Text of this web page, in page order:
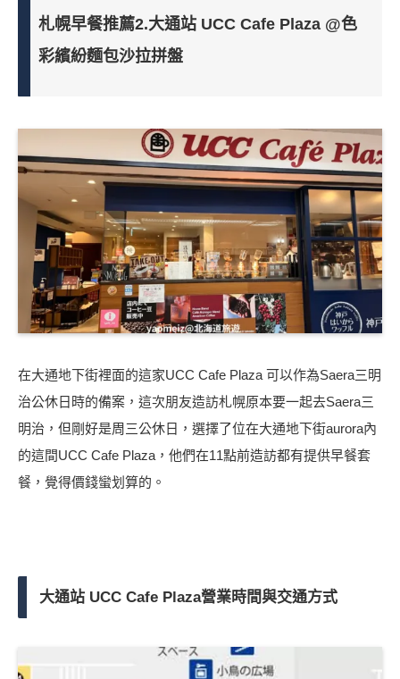
札幌早餐推薦2.大通站 UCC Cafe Plaza @色
彩繽紛麵包沙拉拼盤
在大通地下街裡面的這家UCC Cafe Plaza 可以作為Saera三明
治公休日時的備案，這次朋友造訪札幌原本要一起去Saera三
明治，但剛好是周三公休日，選擇了位在大通地下街aurora內
的這間UCC Cafe Plaza，他們在11點前造訪都有提供早餐套
餐，覺得價錢蠻划算的。
大通站 UCC Cafe Plaza營業時間與交通方式